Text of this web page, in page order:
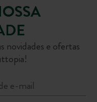
novidades e ofertas